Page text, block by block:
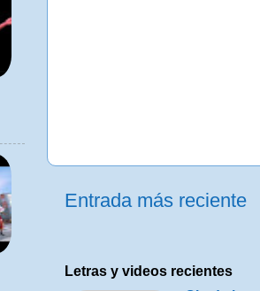
Entrada más reciente
Letras y videos recientes